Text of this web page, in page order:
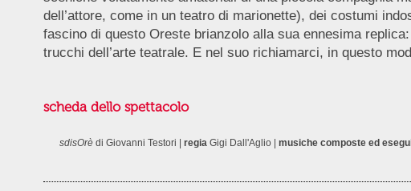
dell’attore, come in un teatro di marionette), dei costumi
fascino di questo Oreste brianzolo alla sua ennesima
trucchi dell’arte teatrale. E nel suo richiamarci, in questo
scheda dello spettacolo
sdisOrè di Giovanni Testori | regia Gigi Dall'Aglio | musiche composte ed